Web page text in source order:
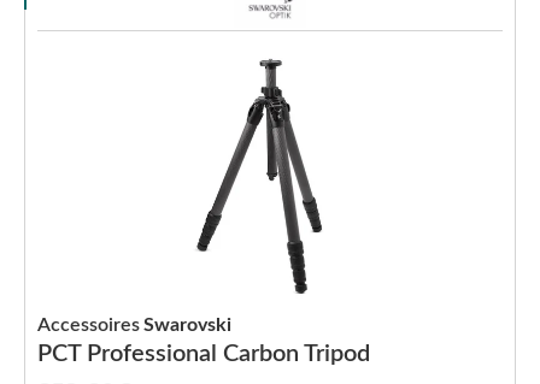
PCT Professional Carbon Tripod
AccessoiresSwarovski